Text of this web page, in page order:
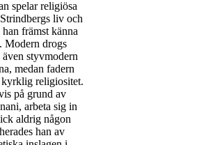
spelar religiösa
liv och
främst känna
Modern drogs
styvmodern
medan fadern
kyrklig religiositet.
på grund av
arbeta sig in
aldrig någon
han av